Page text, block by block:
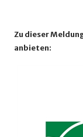
Zu dieser
anbieten: